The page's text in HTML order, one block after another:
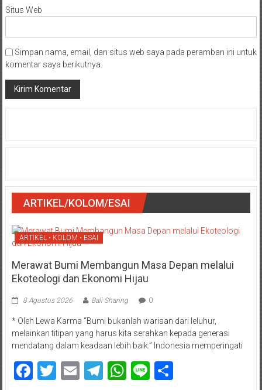
Situs Web
Simpan nama, email, dan situs web saya pada peramban ini untuk
komentar saya berikutnya.
ARTIKEL/KOLOM/ESAI
ARTIKEL • KOLOM • ESAI
Merawat Bumi Membangun Masa Depan melalui
Ekoteologi dan Ekonomi Hijau
8 Agustus 2026 Bali Sharing 0
* Oleh Lewa Karma “Bumi bukanlah warisan dari leluhur,
melainkan titipan yang harus kita serahkan kepada generasi
mendatang dalam keadaan lebih baik.” Indonesia memperingati
Facebook
Twitter
EmailTelegram
WhatsApp
LineShare